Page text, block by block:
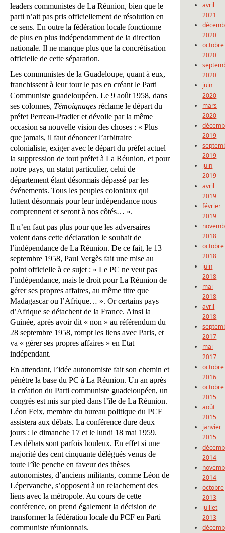
leaders communistes de La Réunion, bien que le
parti n’ait pas pris officiellement de résolution en
ce sens. En outre la fédération locale fonctionne
de plus en plus indépendamment de la direction
nationale. Il ne manque plus que la concrétisation
officielle de cette séparation.
Les communistes de la Guadeloupe, quant à eux,
franchissent à leur tour le pas en créant le Parti
Communiste guadeloupéen. Le 9 août 1958, dans
ses colonnes, Témoignages réclame le départ du
préfet Perreau-Pradier et dévoile par la même
occasion sa nouvelle vision des choses : « Plus
que jamais, il faut dénoncer l’arbitraire
colonialiste, exiger avec le départ du préfet actuel
la suppression de tout préfet à La Réunion, et pour
notre pays, un statut particulier, celui de
département étant désormais dépassé par les
événements. Tous les peuples coloniaux qui
luttent désormais pour leur indépendance nous
comprennent et seront à nos côtés… ».
Il n’en faut pas plus pour que les adversaires
voient dans cette déclaration le souhait de
l’indépendance de La Réunion. De ce fait, le 13
septembre 1958, Paul Vergès fait une mise au
point officielle à ce sujet : « Le PC ne veut pas
l’indépendance, mais le droit pour La Réunion de
gérer ses propres affaires, au même titre que
Madagascar ou l’Afrique… ». Or certains pays
d’Afrique se détachent de la France. Ainsi la
Guinée, après avoir dit « non » au référendum du
28 septembre 1958, rompt les liens avec Paris, et
va « gérer ses propres affaires » en Etat
indépendant.
En attendant, l’idée autonomiste fait son chemin et
pénètre la base du PC à La Réunion. Un an après
la création du Parti communiste guadeloupéen, un
congrès est mis sur pied dans l’île de La Réunion.
Léon Feix, membre du bureau politique du PCF
assistera aux débats. La conférence dure deux
jours : le dimanche 17 et le lundi 18 mai 1959.
Les débats sont parfois houleux. En effet si une
majorité des cent cinquante délégués venus de
toute l’île penche en faveur des thèses
autonomistes, d’anciens militants, comme Léon de
Lépervanche, s’opposent à un relachement des
liens avec la métropole. Au cours de cette
conférence, on prend également la décision de
transformer la fédération locale du PCF en Parti
communiste réunionnais.
avril
2021
2020
octobre
2020
2020
juin
2020
mars
2020
2019
2019
juin
2019
avril
2019
février
2019
2018
octobre
2018
juin
2018
mai
2018
avril
2018
2017
mai
2017
octobre
2016
octobre
2015
août
2015
janvier
2015
2014
2014
octobre
2013
juillet
2013